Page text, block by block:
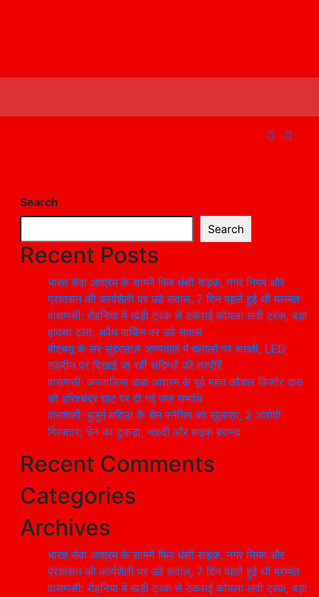
Search
Search
Recent Posts
भारत सेवा आश्रम के सामने फिर धंसी सड़क, नगर निगम और
प्रशासन की कार्यशैली पर उठे सवाल, 7 दिन पहले हुई थी मरम्मत
वाराणसी: रोहनिया में खड़ी ट्रक से टकराई कोयला लदी ट्रक, बड़ा
हादसा टला; अवैध पार्किंग पर उठे सवाल
बीएचयू के सर सुंदरलाल अस्पताल में दलालों पर सख्ती, LED
स्क्रीन पर दिखाई जा रहीं संदिग्धों की तस्वीरें
वाराणसी: करतालिया बाबा आश्रम के पूर्व महंत कौशल किशोर दास
को हरिश्चंद्र घाट पर दी गई जल समाधि
वाराणसी: बुजुर्ग महिला के चेन स्नैचिंग का खुलासा, 2 आरोपी
गिरफ्तार; चेन का टुकड़ा, नकदी और बाइक बरामद
Recent Comments
Categories
Archives
भारत सेवा आश्रम के सामने फिर धंसी सड़क, नगर निगम और
प्रशासन की कार्यशैली पर उठे सवाल, 7 दिन पहले हुई थी मरम्मत
वाराणसी: रोहनिया में खड़ी ट्रक से टकराई कोयला लदी ट्रक, बड़ा